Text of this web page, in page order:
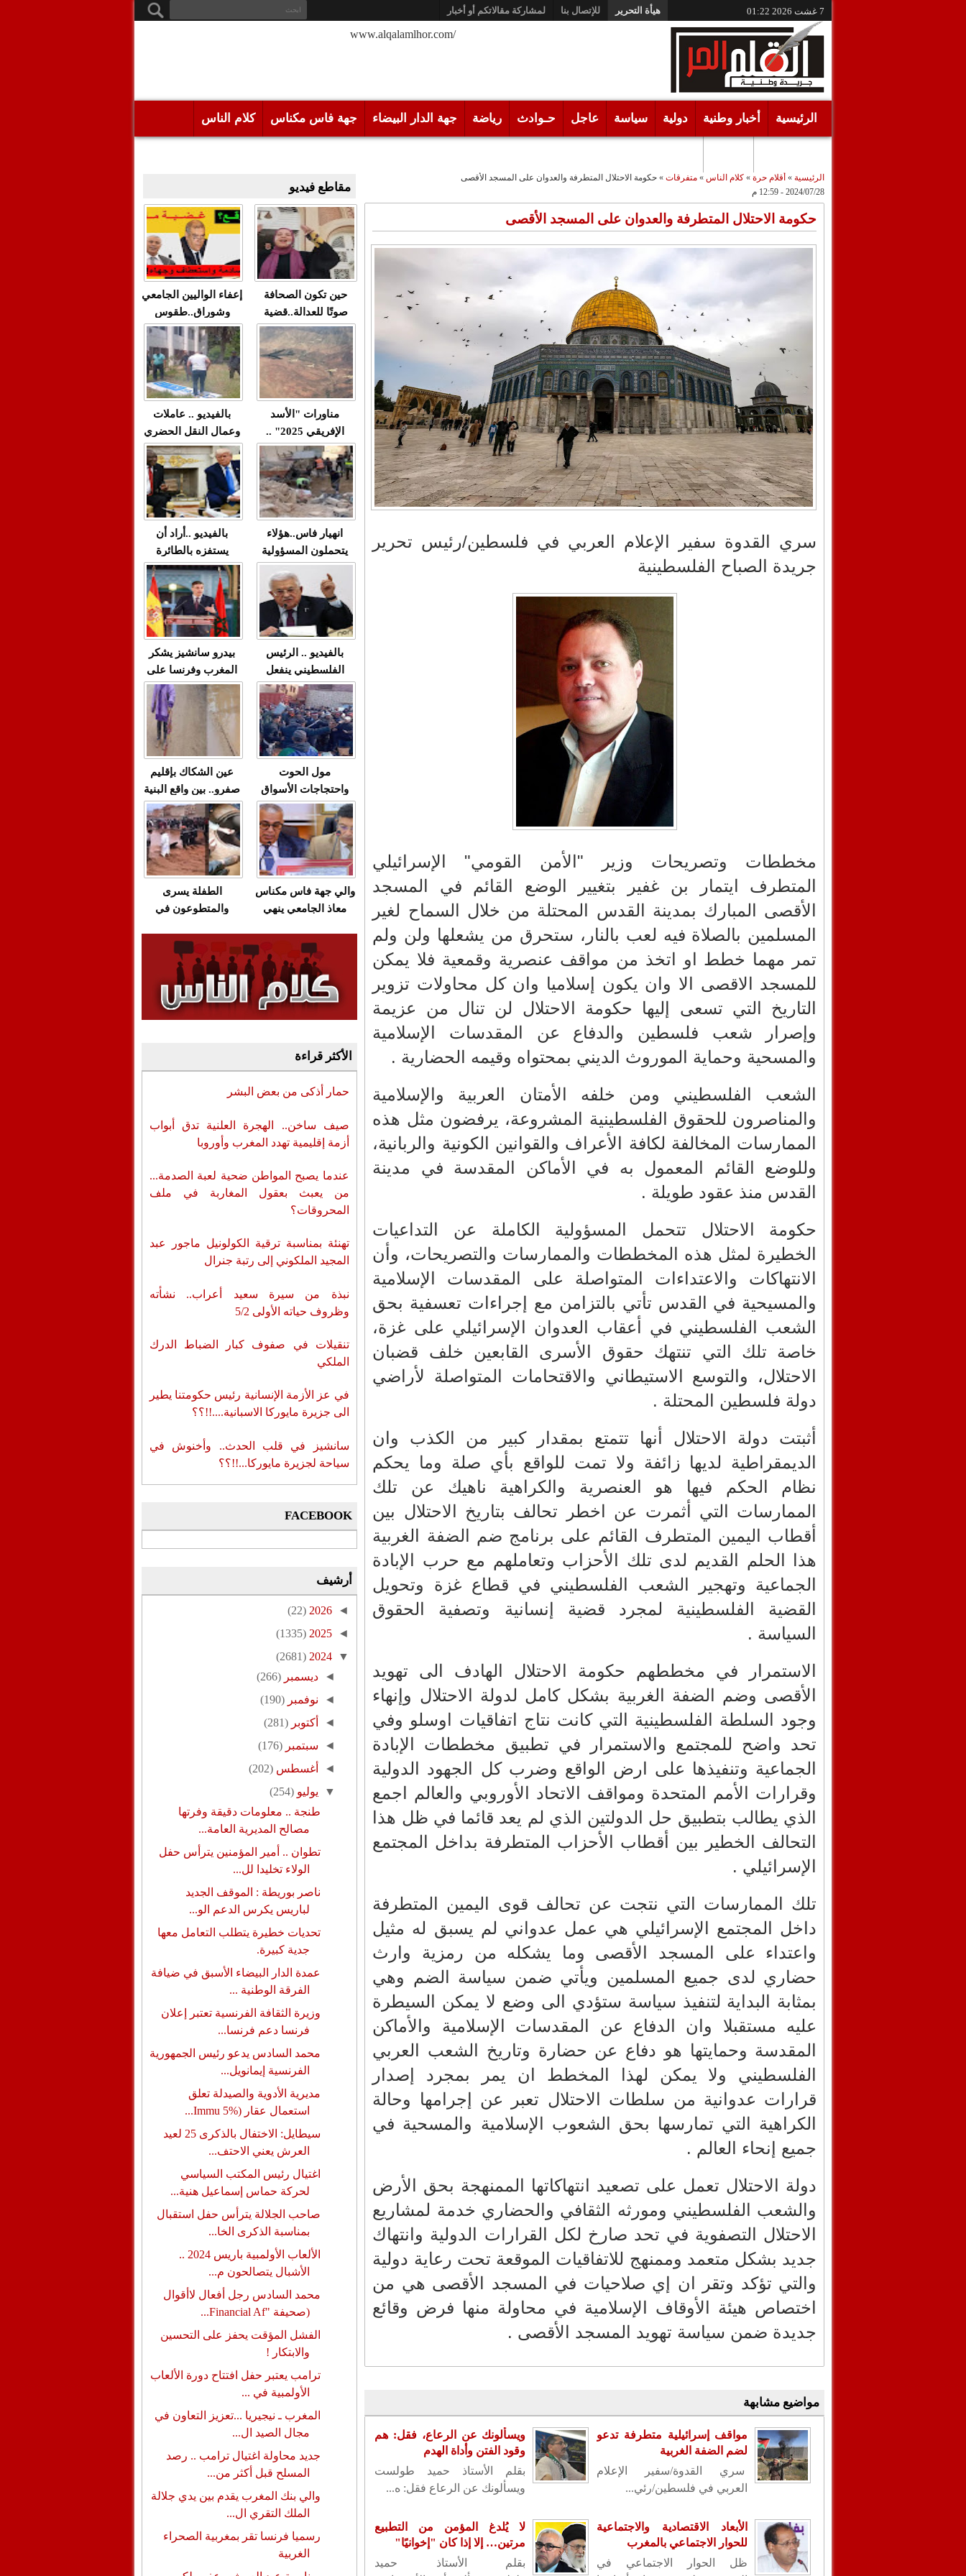
7 غشت 2026 01:22 هيأة التحرير للإتصال بنا لمشاركة مقالاتكم أو أخبار
/www.alqalamlhor.com
الرئيسية أخبار وطنية دولية سياسة عاجل حـوادث رياضة جهة الدار البيضاء جهة فاس مكناس كلام الناس
الرئيسية » أقلام حرة» كلام الناس» متفرقات» حكومة الاحتلال المتطرفة والعدوان على المسجد الأقصى
2024/07/28 - 12:59 م
حكومة الاحتلال المتطرفة والعدوان على المسجد الأقصى
سري القدوة سفير الإعلام العربي في فلسطين/رئيس تحرير
جريدة الصباح الفلسطينية
مخططات وتصريحات وزير "الأمن القومي" الإسرائيلي
المتطرف ايتمار بن غفير بتغيير الوضع القائم في المسجد
الأقصى المبارك بمدينة القدس المحتلة من خلال السماح لغير
المسلمين بالصلاة فيه لعب بالنار، ستحرق من يشعلها ولن ولم
تمر مهما خطط او اتخذ من مواقف عنصرية وقمعية فلا يمكن
للمسجد الاقصى الا وان يكون إسلاميا وان كل محاولات تزوير
التاريخ التي تسعى إليها حكومة الاحتلال لن تنال من عزيمة
وإصرار شعب فلسطين والدفاع عن المقدسات الإسلامية
والمسحية وحماية الموروث الديني بمحتواه وقيمه الحضارية .
الشعب الفلسطيني ومن خلفه الأمتان العربية والإسلامية
والمناصرون للحقوق الفلسطينية المشروعة، يرفضون مثل هذه
الممارسات المخالفة لكافة الأعراف والقوانين الكونية والربانية،
وللوضع القائم المعمول به في الأماكن المقدسة في مدينة
القدس منذ عقود طويلة .
حكومة الاحتلال تتحمل المسؤولية الكاملة عن التداعيات
الخطيرة لمثل هذه المخططات والممارسات والتصريحات، وأن
الانتهاكات والاعتداءات المتواصلة على المقدسات الإسلامية
والمسيحية في القدس تأتي بالتزامن مع إجراءات تعسفية بحق
الشعب الفلسطيني في أعقاب العدوان الإسرائيلي على غزة،
خاصة تلك التي تنتهك حقوق الأسرى القابعين خلف قضبان
الاحتلال، والتوسع الاستيطاني والاقتحامات المتواصلة لأراضي
دولة فلسطين المحتلة .
أثبتت دولة الاحتلال أنها تتمتع بمقدار كبير من الكذب وان
الديمقراطية لديها زائفة ولا تمت للواقع بأي صلة وما يحكم
نظام الحكم فيها هو العنصرية والكراهية ناهيك عن تلك
الممارسات التي أثمرت عن اخطر تحالف بتاريخ الاحتلال بين
أقطاب اليمين المتطرف القائم على برنامج ضم الضفة الغربية
هذا الحلم القديم لدى تلك الأحزاب وتعاملهم مع حرب الإبادة
الجماعية وتهجير الشعب الفلسطيني في قطاع غزة وتحويل
القضية الفلسطينية لمجرد قضية إنسانية وتصفية الحقوق
السياسة .
الاستمرار في مخططهم حكومة الاحتلال الهادف الى تهويد
الأقصى وضم الضفة الغربية بشكل كامل لدولة الاحتلال وإنهاء
وجود السلطة الفلسطينية التي كانت نتاج اتفاقيات اوسلو وفي
تحد واضح للمجتمع والاستمرار في تطبيق مخططات الإبادة
الجماعية وتنفيذها على ارض الواقع وضرب كل الجهود الدولية
وقرارات الأمم المتحدة ومواقف الاتحاد الأوروبي والعالم اجمع
الذي يطالب بتطبيق حل الدولتين الذي لم يعد قائما في ظل هذا
التحالف الخطير بين أقطاب الأحزاب المتطرفة بداخل المجتمع
الإسرائيلي .
تلك الممارسات التي نتجت عن تحالف قوى اليمين المتطرفة
داخل المجتمع الإسرائيلي هي عمل عدواني لم يسبق له مثيل
واعتداء على المسجد الأقصى وما يشكله من رمزية وارث
حضاري لدى جميع المسلمين ويأتي ضمن سياسة الضم وهي
بمثابة البداية لتنفيذ سياسة ستؤدي الى وضع لا يمكن السيطرة
عليه مستقبلا وان الدفاع عن المقدسات الإسلامية والأماكن
المقدسة وحمايتها هو دفاع عن حضارة وتاريخ الشعب العربي
الفلسطيني ولا يمكن لهذا المخطط ان يمر بمجرد إصدار
قرارات عدوانية من سلطات الاحتلال تعبر عن إجرامها وحالة
الكراهية التي تمارسها بحق الشعوب الإسلامية والمسحية في
جميع إنحاء العالم .
دولة الاحتلال تعمل على تصعيد انتهاكاتها الممنهجة بحق الأرض
والشعب الفلسطيني ومورثه الثقافي والحضاري خدمة لمشاريع
الاحتلال التصفوية في تحد صارخ لكل القرارات الدولية وانتهاك
جديد بشكل متعمد وممنهج للاتفاقيات الموقعة تحت رعاية دولية
والتي تؤكد وتقر ان إي صلاحيات في المسجد الأقصى هي من
اختصاص هيئة الأوقاف الإسلامية في محاولة منها فرض وقائع
جديدة ضمن سياسة تهويد المسجد الأقصى .
مواضيع مشابهة
مواقف إسرائيلية متطرفة تدعو
لضم الضفة الغربية
سري القدوة/سفير الإعلام
العربي في فلسطين/رئي...
ويسألونك عن الرعاع، فقل: هم
وقود الفتن وأداة الهدم
بقلم الأستاذ حميد طولست
ويسألونك عن الرعاع فقل: ه...
الأبعاد الاقتصادية والاجتماعية
للحوار الاجتماعي بالمغرب
ظل الحوار الاجتماعي في
لا يُلدغ المؤمن من التطبيع
مرتين… إلا إذا كان "إخوانيًا"
بقلم الأستاذ حميد
مقاطع فيديو
حين تكون الصحافة
صوتًا للعدالة..قضية
"مولات 88 غرزة"
مثالا(فيديو)
متابعة حميد طولست
في زمن تزداد فيه
حالات العنف ضد
النساء ويغيب فيه أحيانًا
صدى العدالة في
ردهات الم...
إعفاء الواليين الجامعي
وشوراق..طقوس
صادمة وملتمس
"الوجهاء"؟/ صمت
وزارة الداخلية؟/أين
الوزير التوفيق؟(فيديو)
بالفيديو .. عاملات
وعمال النقل الحضري
بفاس يعبرون عن
ارتياحهم بعد إنهاء عقد
شركة "سيتي باص"
مناورات "الأسد
الإفريقي 2025" ..
شاهد القاذفة النووية
في تدريب مع ثماني
مقاتلات من نوع F-16
تابعة للقوات الجوية
الملكية المغربية
بالفيديو ..أراد أن
يستفزه بالطائرة
القطرية لكن ترامب
فضحه أمام العالم
بالحجة والدليل
انهيار فاس..هؤلاء
يتحملون المسؤولية
ومآسي العمارات
العشوائية مفتوحة
بيدرو سانشيز يشكر
المغرب وفرنسا على
استعادة الكهرباء عقب
انقطاعه في شبه
الجزيرة الإيبيرية
بالفيديو .. الرئيس
الفلسطيني ينفعل
ويهاجم حماس بألفاظ
قاسية على الهواء
عين الشكاك بإقليم
صفرو.. بين واقع البنية
التحتية المهترئة
والحملات الانتخابية
المبكرة(فيديو)
مول الحوت
واحتجاجات الأسواق
الأسبوعية/الاحتقان
الصامت والتراشق
بـ"الصناديق"/أخنوش
يرد بالصمت المريب
الطفلة يسرى
والمتطوعون في
وقنوات صرف صحي
تقتل والمحاسبة يجب
أن تطال المسؤولين
والي جهة فاس مكناس
معاذ الجامعي ينهي
والعمال مع شركة
سيتي باص + وثيقة
وفيديو
الأكثر قراءة
حمار أذكى من بعض البشر
صيف ساخن.. الهجرة العلنية تدق أبواب
أزمة إقليمية تهدد المغرب وأوروبا
عندما يصبح المواطن ضحية لعبة الصدمة...
من يعبث بعقول المغاربة في ملف
المحروقات؟
تهنئة بمناسبة ترقية الكولونيل ماجور عبد
المجيد الملكوني إلى رتبة جنرال
نبذة من سيرة سعيد أعراب.. نشأته
وظروف حياته الأولى 5/2
تنقيلات في صفوف كبار الضباط الدرك
الملكي
في عز الأزمة الإنسانية رئيس حكومتنا يطير
الى جزيرة مايوركا الاسبانية....!!؟؟
سانشيز في قلب الحدث.. وأخنوش في
سياحة لجزيرة مايوركا...!!؟؟
FACEBOOK
أرشيف
◄
2026
(22)
◄
2025
(1335)
▼
2024
(2681)
◄ديسمبر(266)
◄ نوفمبر(190)
◄
أكتوبر(281)
◄ سبتمبر(176)
◄
أغسطس(202)
▼ يوليو(254)
طنجة .. معلومات دقيقة وفرتها
مصالح المديرية العامة...
تطوان .. أمير المؤمنين يترأس حفل
الولاء تخليدا لل...
ناصر بوريطة : الموقف الجديد
لباريس يكرس الدعم الو...
تحديات خطيرة يتطلب التعامل معها
جدية كبيرة.
عمدة الدار البيضاء الأسبق في ضيافة
الفرقة الوطنية ...
وزيرة الثقافة الفرنسية تعتبر إعلان
فرنسا دعم فرنسا...
محمد السادس يدعو رئيس الجمهورية
الفرنسية إيمانويل...
مديرية الأدوية والصيدلة تعلق
استعمال عقار (%5 Immu...
سيطايل: الاختفال بالذكرى 25 لعيد
العرش يعني الاحتف...
اغتيال رئيس المكتب السياسي
لحركة حماس إسماعيل هنية...
صاحب الجلالة يترأس حفل استقبال
بمناسبة الذكرى الخا...
الألعاب الأولمبية باريس 2024 ..
الأشبال يتصالحون م...
محمد السادس رجل أفعال لاأقوال
(صحيفة "Financial Af...
الفشل المؤقت يحفز على التحسين
والابتكار !
ترامب يعتبر حفل افتتاح دورة الألعاب
الأولمبية في ...
المغرب ـ نيجيريا ...تعزيز التعاون في
مجال الصيد ال...
جديد محاولة اغتيال ترامب .. رصد
المسلح قبل أكثر من...
والي بنك المغرب يقدم بين يدي جلالة
الملك التقري ال...
رسميا فرنسا تقر بمغربية الصحراء
الغربية